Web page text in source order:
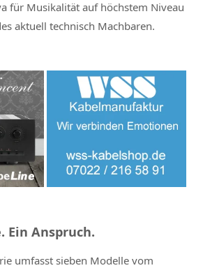
für Musikalität auf höchstem Niveau
aktuell technisch Machbaren.
Ein Anspruch.
umfasst sieben Modelle vom